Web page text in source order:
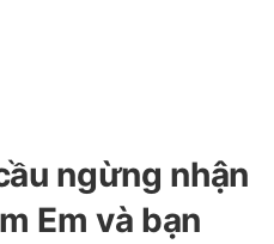
ngừng nhận
Em và bạn